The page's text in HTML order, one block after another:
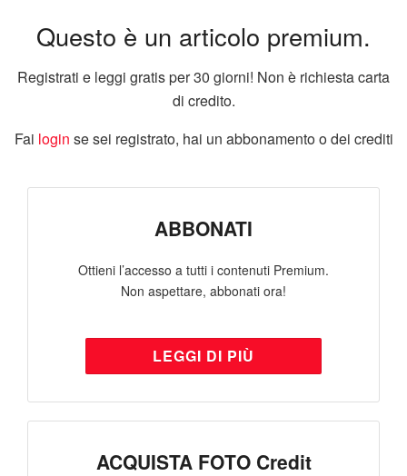
Questo è un articolo premium.
Registrati e leggi gratis per 30 giorni! Non è richiesta carta
di credito.
Fai login se sei registrato, hai un abbonamento o dei crediti
ABBONATI
Ottieni l’accesso a tutti i contenuti Premium.
Non aspettare, abbonati ora!
LEGGI DI PIÙ
ACQUISTA FOTO Credit